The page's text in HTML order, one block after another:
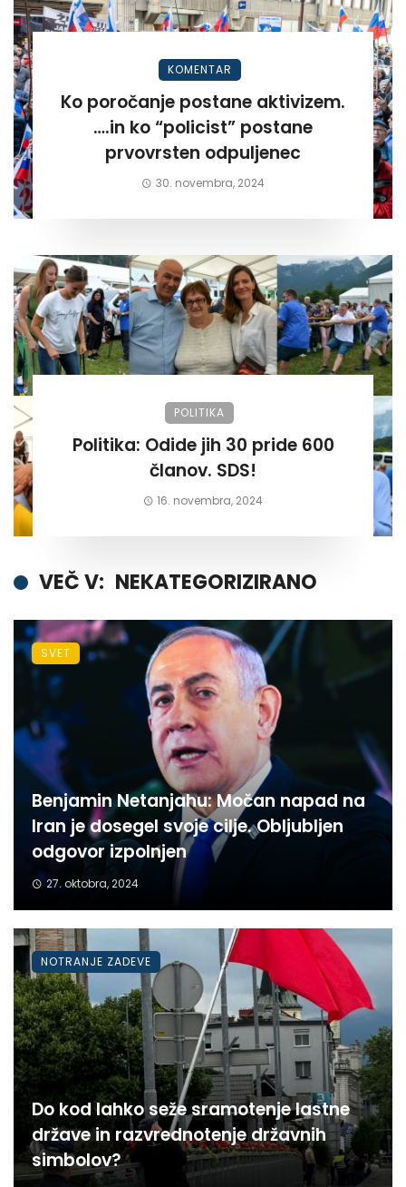
KOMENTAR
Ko poročanje postane aktivizem.
….in ko “policist” postane
prvovrsten odpuljenec
30. novembra, 2024
POLITIKA
Politika: Odide jih 30 pride 600
članov. SDS!
16. novembra, 2024
VEČ V: NEKATEGORIZIRANO
Benjamin Netanjahu: Močan napad na
Iran je dosegel svoje cilje. Obljubljen
odgovor izpolnjen
27. oktobra, 2024
SVET
Do kod lahko seže sramotenje lastne
države in razvrednotenje državnih
simbolov?
NOTRANJE ZADEVE